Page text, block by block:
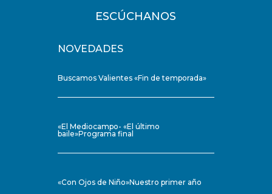
ESCÚCHANOS
NOVEDADES
Buscamos Valientes «Fin de temporada»
«El Mediocampo- «El último
baile»Programa final
«Con Ojos de Niño»Nuestro primer año